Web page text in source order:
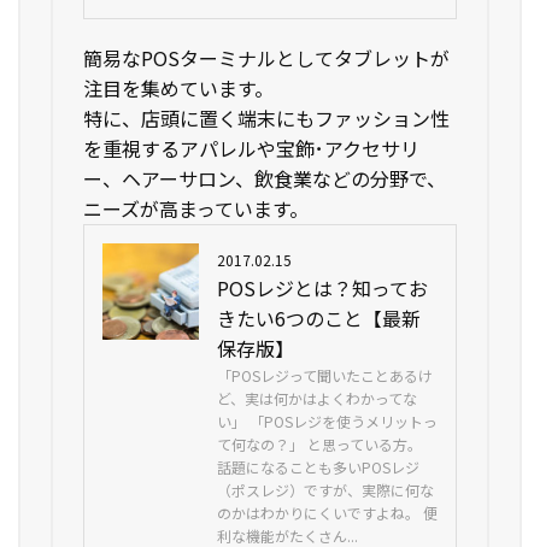
簡易なPOSターミナルとしてタブレットが
注目を集めています。
特に、店頭に置く端末にもファッション性
を重視するアパレルや宝飾･アクセサリ
ー、ヘアーサロン、飲食業などの分野で、
ニーズが高まっています。
2017.02.15
POSレジとは？知ってお
きたい6つのこと【最新
保存版】
「POSレジって聞いたことあるけ
ど、実は何かはよくわかってな
い」 「POSレジを使うメリットっ
て何なの？」 と思っている方。
話題になることも多いPOSレジ
（ポスレジ）ですが、実際に何な
のかはわかりにくいですよね。 便
利な機能がたくさん...